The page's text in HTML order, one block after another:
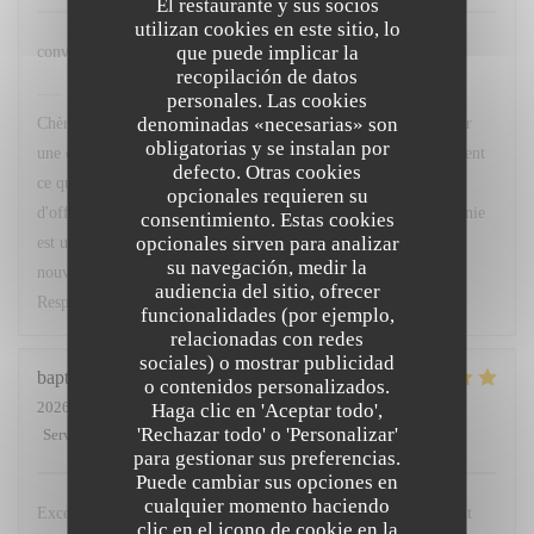
El restaurante y sus socios
utilizan cookies en este sitio, lo
que puede implicar la
recopilación de datos
personales. Las cookies
denominadas «necesarias» son
obligatorias y se instalan por
defecto. Otras cookies
opcionales requieren su
consentimiento. Estas cookies
opcionales sirven para analizar
su navegación, medir la
audiencia del sitio, ofrecer
funcionalidades (por ejemplo,
relacionadas con redes
sociales) o mostrar publicidad
o contenidos personalizados.
Haga clic en 'Aceptar todo',
'Rechazar todo' o 'Personalizar'
para gestionar sus preferencias.
Puede cambiar sus opciones en
cualquier momento haciendo
clic en el icono de cookie en la
convivial et délicieux
Le Sergent Recruteur ha respondido a su opinión
Chère Caroline, Un grand merci pour ce très beau retour ! Allier
une cuisine délicieuse à une atmosphère conviviale est précisément
ce que le Chef Alain Pégouret et toute notre équipe s'efforcent
d'offrir au quotidien. Savoir que vous avez ressenti cette harmonie
est une merveilleuse récompense. Au plaisir de vous recevoir à
nouveau très bientôt chez nous. Bien cordialement, Margot —
Responsable Relation Client
baptiste
2026-07-31
- 20:00 - Invitados 2
Servicio
Ambiente: 5 /5 Menú: 5/5 Calidad / Precio
Excellent moment et repas délicieux, nous avons été entièrement